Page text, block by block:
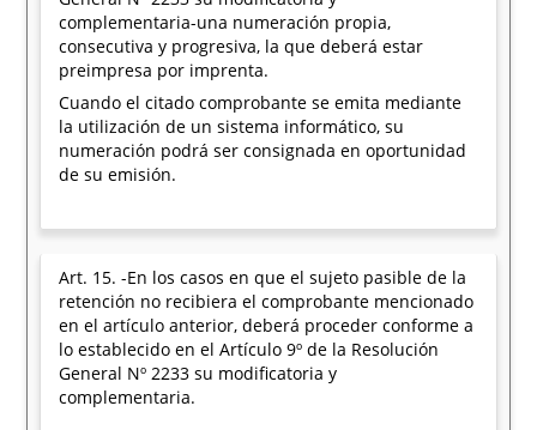
complementaria-una numeración propia,
consecutiva y progresiva, la que deberá estar
preimpresa por imprenta.
Cuando el citado comprobante se emita mediante
la utilización de un sistema informático, su
numeración podrá ser consignada en oportunidad
de su emisión.
Art. 15. -En los casos en que el sujeto pasible de la
retención no recibiera el comprobante mencionado
en el artículo anterior, deberá proceder conforme a
lo establecido en el Artículo 9º de la Resolución
General Nº 2233 su modificatoria y
complementaria.